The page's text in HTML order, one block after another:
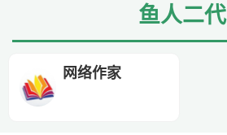
鱼人二代
网络作家